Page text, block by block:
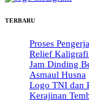
TERBARU
Proses
Relief Kaligrafi
Jam Dinding
Asmaul Husna
Logo TNI dan
Kerajinan